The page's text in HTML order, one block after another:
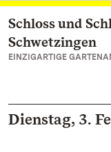
Zum
Schloss und
Schwetzingen
EINZIGARTIGE
Dienstag, 3.